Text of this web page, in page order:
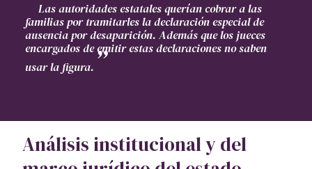
Las autoridades estatales querían cobrar a las
familias por tramitarles la declaración especial de
ausencia por desaparición. Además que los jueces
encargados de emitir estas declaraciones no saben
usar la figura.
Análisis institucional y del